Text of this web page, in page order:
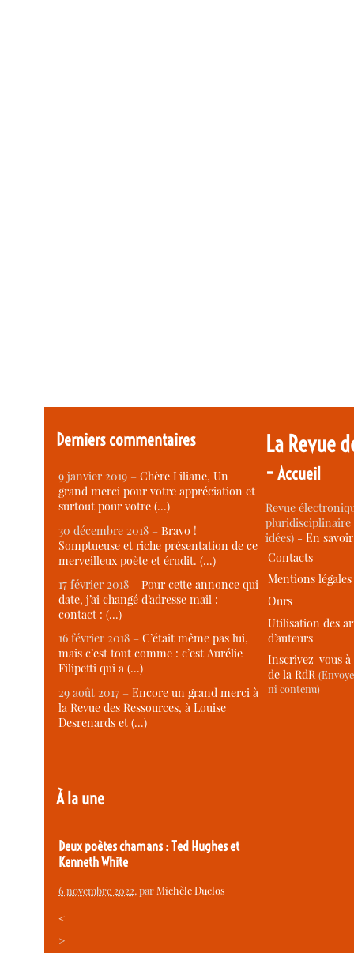
Derniers commentaires
9 janvier 2019 –Chère Liliane, Un
grand merci pour votre appréciation et
surtout pour votre (…)
30 décembre 2018 –Bravo !
Somptueuse et riche présentation de ce
merveilleux poète et érudit. (…)
17 février 2018 –Pour cette annonce qui
date, j’ai changé d’adresse mail :
contact : (…)
16 février 2018 –C’était même pas lui,
mais c’est tout comme : c’est Aurélie
Filipetti qui a (…)
29 août 2017 –Encore un grand merci à
la Revue des Ressources, à Louise
Desrenards et (…)
À la une
Deux poètes chamans : Ted Hughes et
Kenneth White
6 novembre 2022, parMichèle Duclos
<
>
La Revue
-Accueil
Revue
idées) -En
Contacts
Mentions légales
Ours
Utilisation des
d’auteurs
Inscrivez-vous
de la RdR
ni contenu)